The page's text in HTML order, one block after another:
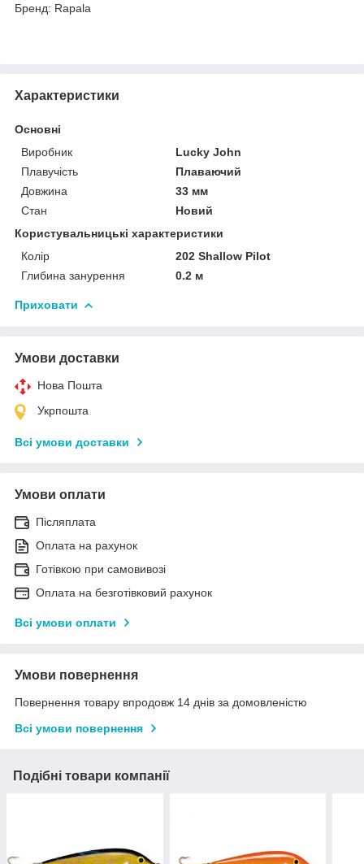
Бренд: Rapala
Характеристики
Основні
Виробник
Lucky John
Плавучість
Плаваючий
Довжина
33 мм
Стан
Новий
Користувальницькі характеристики
Колір
202 Shallow Pilot
Глибина занурення
0.2 м
Приховати
Умови доставки
Нова Пошта
Укрпошта
Всі умови доставки
Умови оплати
Післяплата
Оплата на рахунок
Готівкою при самовивозі
Оплата на безготівковий рахунок
Всі умови оплати
Умови повернення
Повернення товару впродовж 14 днів за домовленістю
Всі умови повернення
Подібні товари компанії